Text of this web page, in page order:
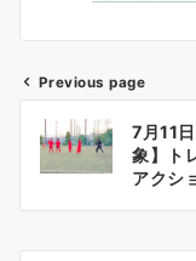
Previous page
7月11
象】ト
アクシ